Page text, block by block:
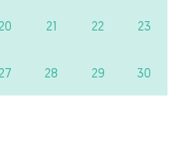
21 22 23
27 28 29 30